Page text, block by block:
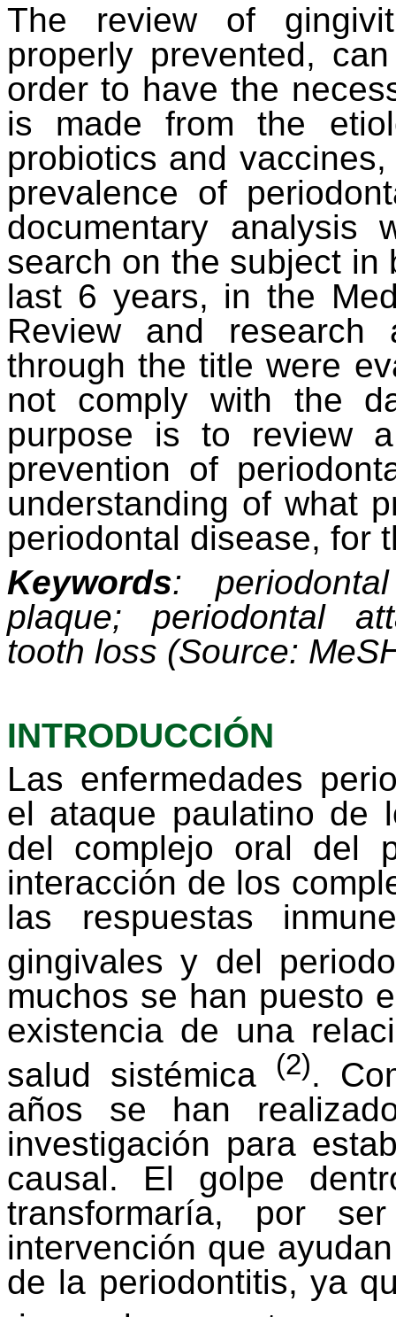
The
reviewof
properly prevented,
order to have the
is
made from the
probiotics and vaccines
prevalence of
documentary
analysis
search on the subject in
last 6 years, in the
Reviewand research
through the title were
not
comply with the
purpose
is to review
prevention of
understanding of what
periodontal disease, for
Keywords:
plaque; periodontal
tooth loss (Source:
INTRODUCCIÓN
Las enfermedades
el ataque paulatino de
del complejo oral del
interacción de los
las respuestas
gingivales y del
muchos se han puesto
existencia de una
salud sistémica
(2).
años se han
investigación para
causal. El golpe
transformaría, por
intervención que
de la periodontitis, ya